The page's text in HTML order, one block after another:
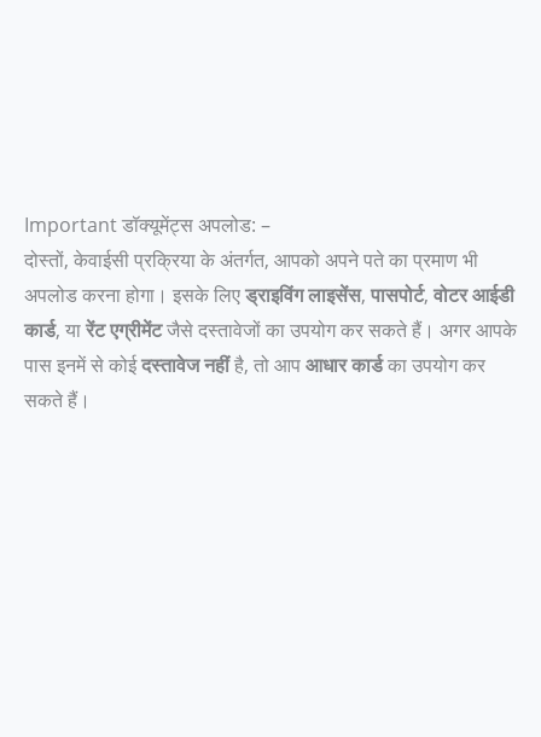
Important डॉक्यूमेंट्स अपलोड: –
दोस्तों, केवाईसी प्रक्रिया के अंतर्गत, आपको अपने पते का प्रमाण भी
अपलोड करना होगा। इसके लिएड्राइविंग लाइसेंस, पासपोर्ट, वोटर आईडी
कार्ड, यारेंट एग्रीमेंटजैसे दस्तावेजों का उपयोग कर सकते हैं। अगर आपके
पास इनमें से कोईदस्तावेज नहींहै, तो आपआधार कार्डका उपयोग कर
सकते हैं।